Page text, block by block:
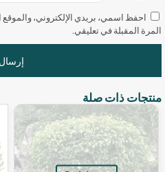
احفظ اسمي، بريدي الإلكتروني، والموقع
المرة المقبلة في تعليقي.
منتجات ذات صلة